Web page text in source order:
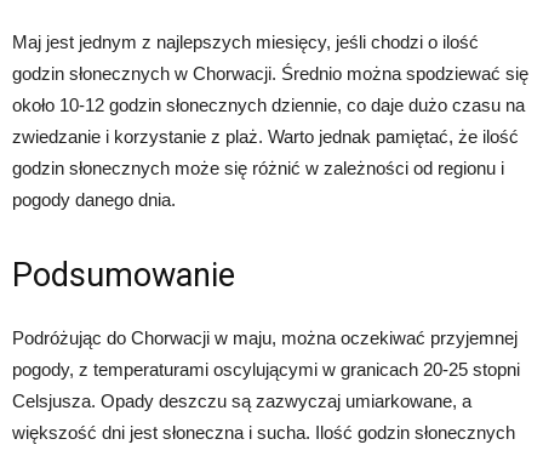
Maj jest jednym z najlepszych miesięcy, jeśli chodzi o ilość
godzin słonecznych w Chorwacji. Średnio można spodziewać się
około 10-12 godzin słonecznych dziennie, co daje dużo czasu na
zwiedzanie i korzystanie z plaż. Warto jednak pamiętać, że ilość
godzin słonecznych może się różnić w zależności od regionu i
pogody danego dnia.
Podsumowanie
Podróżując do Chorwacji w maju, można oczekiwać przyjemnej
pogody, z temperaturami oscylującymi w granicach 20-25 stopni
Celsjusza. Opady deszczu są zazwyczaj umiarkowane, a
większość dni jest słoneczna i sucha. Ilość godzin słonecznych